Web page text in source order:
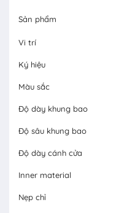
Sản phẩm
Vi trí
Ký hiệu
Màu sắc
Độ dày khung bao
Độ sâu khung bao
Độ dày cánh cửa
Inner material
Nẹp chỉ